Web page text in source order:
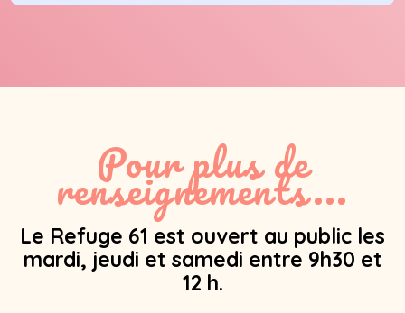
Pour plus de
renseignements...
Le Refuge 61 est ouvert au public les
mardi, jeudi et samedi entre 9h30 et
12 h.